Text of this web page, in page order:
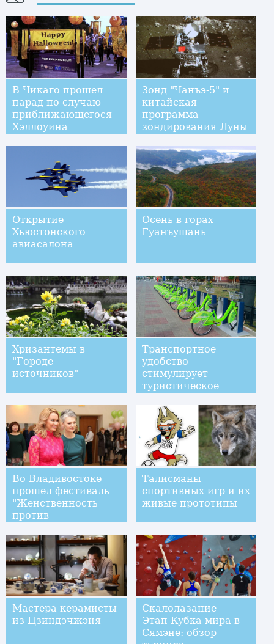
В Чикаго прошел
парад по случаю
приближающегося
Хэллоуина
Зонд "Чанъэ-5" и
китайская
программа
зондирования Луны
Открытие
Хьюстонского
авиасалона
Осень в горах
Гуанъушань
Хризантемы в
"Городе
источников"
Транспортное
удобство
стимулирует
туристическое
городов Хэйхэ и
Благовещенск
Во Владивостоке
прошел фестиваль
"Женственность
против
Талисманы
спортивных игр и их
живые прототипы
Мастера-керамисты
из Цзиндэчжэня
Скалолазание --
Этап Кубка мира в
Сямэне: обзор